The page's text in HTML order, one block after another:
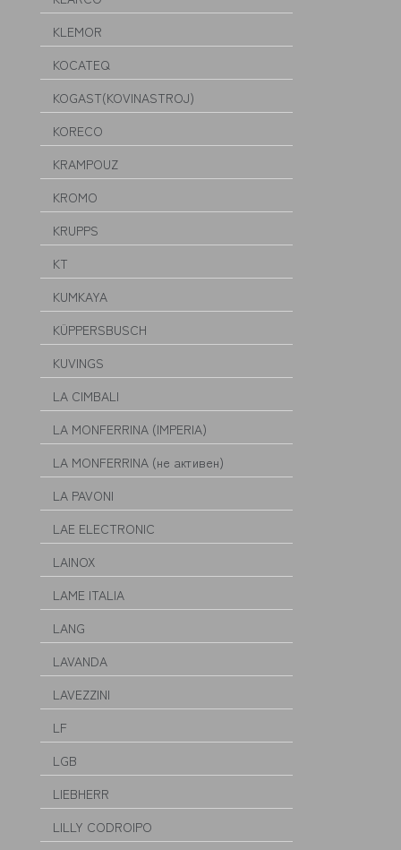
KLEMOR
KOCATEQ
KOGAST(KOVINASTROJ)
KORECO
KRAMPOUZ
KROMO
KRUPPS
KT
KUMKAYA
KÜPPERSBUSCH
KUVINGS
LA CIMBALI
LA MONFERRINA (IMPERIA)
LA MONFERRINA (не активен)
LA PAVONI
LAE ELECTRONIC
LAINOX
LAME ITALIA
LANG
LAVANDA
LAVEZZINI
LF
LGB
LIEBHERR
LILLY CODROIPO